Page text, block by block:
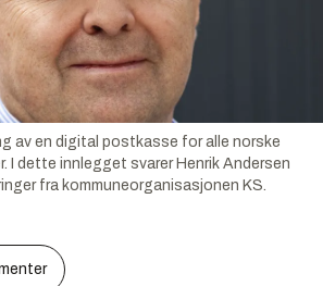
av en digital postkasse for alle norske
I dette innlegget svarer Henrik Andersen
fra kommuneorganisasjonen KS.